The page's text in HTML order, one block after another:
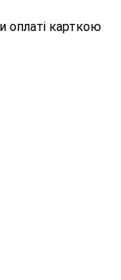
оплаті карткою